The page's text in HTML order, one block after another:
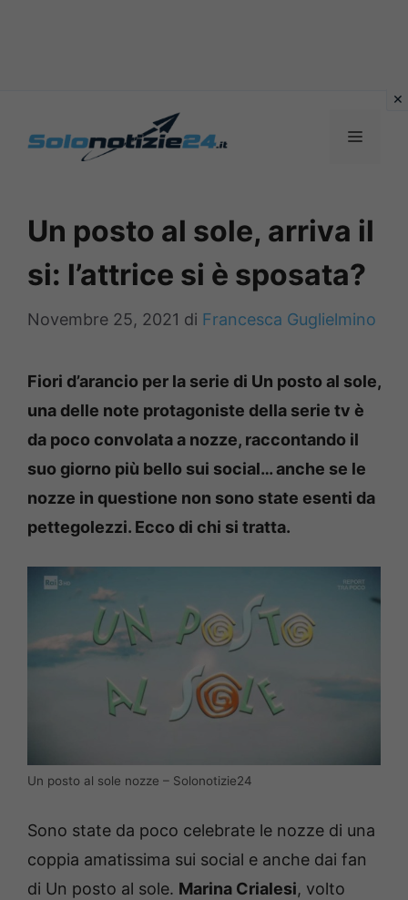
MENU
Un posto al sole, arriva il
si: l’attrice si è sposata?
Novembre 25, 2021 di Francesca Guglielmino
Fiori d’arancio per la serie di Un posto al sole,
una delle note protagoniste della serie tv è
da poco convolata a nozze, raccontando il
suo giorno più bello sui social… anche se le
nozze in questione non sono state esenti da
pettegolezzi. Ecco di chi si tratta.
Un posto al sole nozze – Solonotizie24
Sono state da poco celebrate le nozze di una
coppia amatissima sui social e anche dai fan
di Un posto al sole. Marina Crialesi, volto